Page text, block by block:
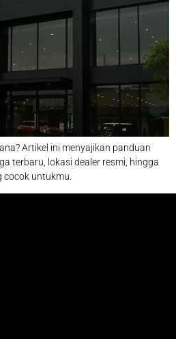
Artikel ini menyajikan panduan
terbaru, lokasi dealer resmi, hingga
untukmu.